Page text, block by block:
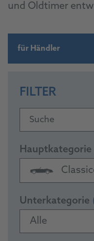
und Oldtimer
FILTER
Suche
Hauptkategorie
Unterkategorie
Alle